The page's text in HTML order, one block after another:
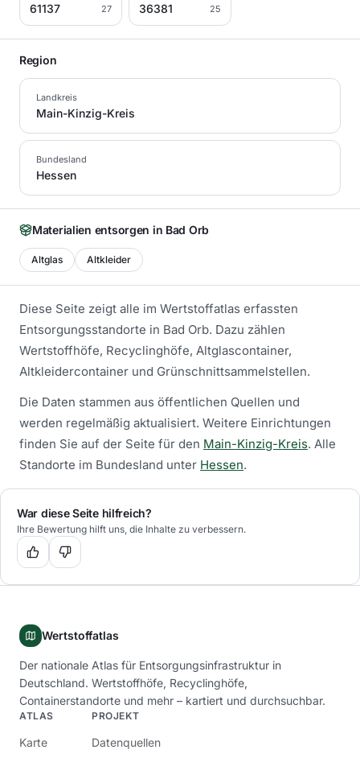
61137 27 36381 25
Region
Landkreis
Main-Kinzig-Kreis
Bundesland
Hessen
Materialien entsorgen in Bad Orb
Altglas Altkleider
Diese Seite zeigt alle im Wertstoffatlas erfassten
Entsorgungsstandorte in Bad Orb. Dazu zählen
Wertstoffhöfe, Recyclinghöfe, Altglascontainer,
Altkleidercontainer und Grünschnittsammelstellen.
Die Daten stammen aus öffentlichen Quellen und
werden regelmäßig aktualisiert. Weitere Einrichtungen
finden Sie auf der Seite für den Main-Kinzig-Kreis. Alle
Standorte im Bundesland unter Hessen.
War diese Seite hilfreich?
Ihre Bewertung hilft uns, die Inhalte zu verbessern.
Wertstoffatlas
Der nationale Atlas für Entsorgungsinfrastruktur in
Deutschland. Wertstoffhöfe, Recyclinghöfe,
Containerstandorte und mehr – kartiert und durchsuchbar.
ATLAS
Karte
PROJEKT
Datenquellen